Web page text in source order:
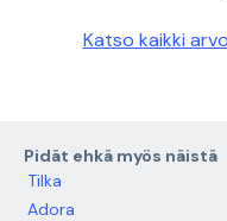
Katso kaikki
Pidät ehkä myös näistä
Tilka
Adora